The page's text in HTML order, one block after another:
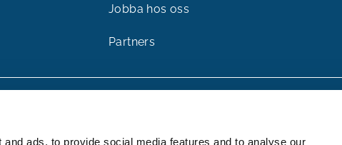
ads, to provide social media features and to analyse our
Jobba hos oss
Partners